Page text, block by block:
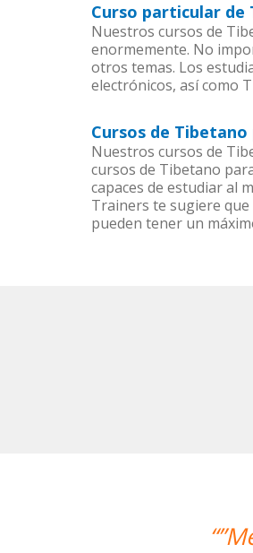
Curso particular de
Nuestros cursos de
enormemente. No
otros temas. Los
electrónicos, así como
Cursos de
Nuestros cursos de
cursos de Tibetano
capaces de estudiar al
Trainers te sugiere que
pueden tener un
encontrado un